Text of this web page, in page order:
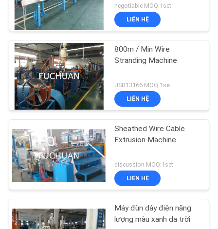
negotiable MOQ:1set
LIÊN HỆ
800m / Min Wire
Stranding Machine
USD13166 MOQ:1set
LIÊN HỆ
Sheathed Wire Cable
Extrusion Machine
discussion MOQ:1set
LIÊN HỆ
Máy đùn dây điện năng
lượng màu xanh da trời